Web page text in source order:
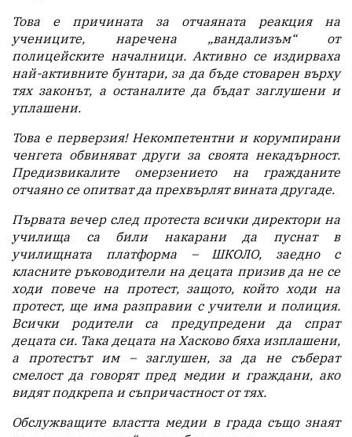
Това е причината за отчаяната реакция на
учениците, наречена „вандализъм“ от
полицейските началници. Активно се издирваха
най-активните бунтари, за да бъде стоварен върху
тях законът, а останалите да бъдат заглушени и
уплашени.
Това е перверзия! Некомпетентни и корумпирани
ченгета обвиняват други за своята некадърност.
Предизвикалите омерзението на гражданите
отчаяно се опитват да прехвърлят вината другаде.
Първата вечер след протеста всички директори на
училища са били накарани да пуснат в
училищната платформа – ШКОЛО, заедно с
класните ръководители на децата призив да не се
ходи повече на протест, защото, който ходи на
протест, ще има разправии с учители и полиция.
Всички родители са предупредени да спрат
децата си. Така децата на Хасково бяха изплашени,
а протестът им – заглушен, за да не съберат
смелост да говорят пред медии и граждани, ако
видят подкрепа и съпричастност от тях.
Обслужващите властта медии в града също знаят